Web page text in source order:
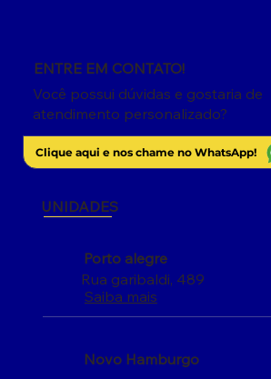
Você possui dúvidas e gostaria de
atendimento personalizado?
ENTRE EM CONTATO!
Clique aqui e nos chame no WhatsApp!
UNIDADES
Porto alegre
Saiba mais
Rua garibaldi, 489
Novo Hamburgo